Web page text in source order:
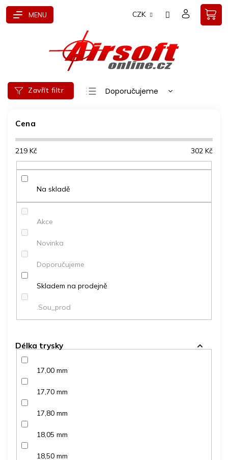
Přejít
CZK
Ř
a
í
r
u
Doporučujeme
Nejprodávanější
Zavřít filtr
Cena
219 Kč 302 Kč
Na skladě
Akce
Novinka
Doporučujeme
Skladem na prodejně
.Sou_prod
Délka trysky
17,00 mm
17,70 mm
17,80 mm
18,05 mm
18,50 mm